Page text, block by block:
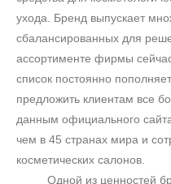
ухода. Бренд выпускает
сбалансированных для
ассортименте фирмы
список постоянно
предложить клиентам все
данным официального
чем в 45 странах мира и
косметических салонов.
Одной из ценностей